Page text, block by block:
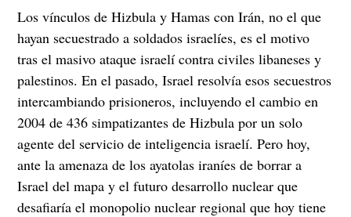
Los vínculos de Hizbula y Hamas con Irán, no el que
hayan secuestrado a soldados israelíes, es el motivo
tras el masivo ataque israelí contra civiles libaneses y
palestinos. En el pasado, Israel resolvía esos secuestros
intercambiando prisioneros, incluyendo el cambio en
2004 de 436 simpatizantes de Hizbula por un solo
agente del servicio de inteligencia israelí. Pero hoy,
ante la amenaza de los ayatolas iraníes de borrar a
Israel del mapa y el futuro desarrollo nuclear que
desafiaría el monopolio nuclear regional que hoy tiene